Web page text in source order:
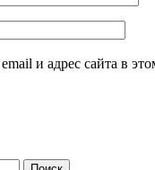
и адрес сайта в